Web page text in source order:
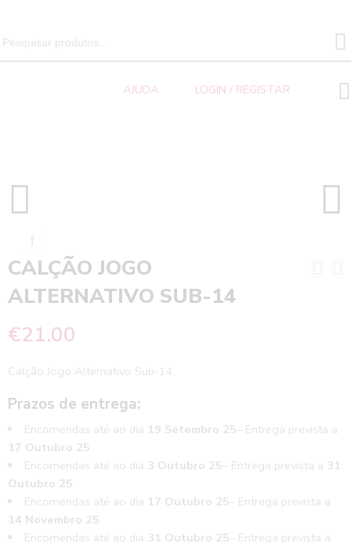
Search
for:
AJUDA LOGIN / REGISTAR
CALÇÃO JOGO
ALTERNATIVO SUB-14
€21.00
Calção Jogo Alternativo Sub-14.
Prazos de entrega:
Encomendas até ao dia 19 Setembro 25– Entrega prevista a
17 Outubro 25
Encomendas até ao dia 3 Outubro 25– Entrega prevista a 31
Outubro 25
Encomendas até ao dia 17 Outubro 25– Entrega prevista a
14 Novembro 25
Encomendas até ao dia 31 Outubro 25– Entrega prevista a